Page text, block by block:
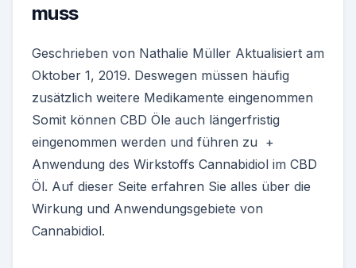
muss
Geschrieben von Nathalie Müller Aktualisiert am
Oktober 1, 2019. Deswegen müssen häufig
zusätzlich weitere Medikamente eingenommen
Somit können CBD Öle auch längerfristig
eingenommen werden und führen zu +
Anwendung des Wirkstoffs Cannabidiol im CBD
Öl. Auf dieser Seite erfahren Sie alles über die
Wirkung und Anwendungsgebiete von
Cannabidiol.